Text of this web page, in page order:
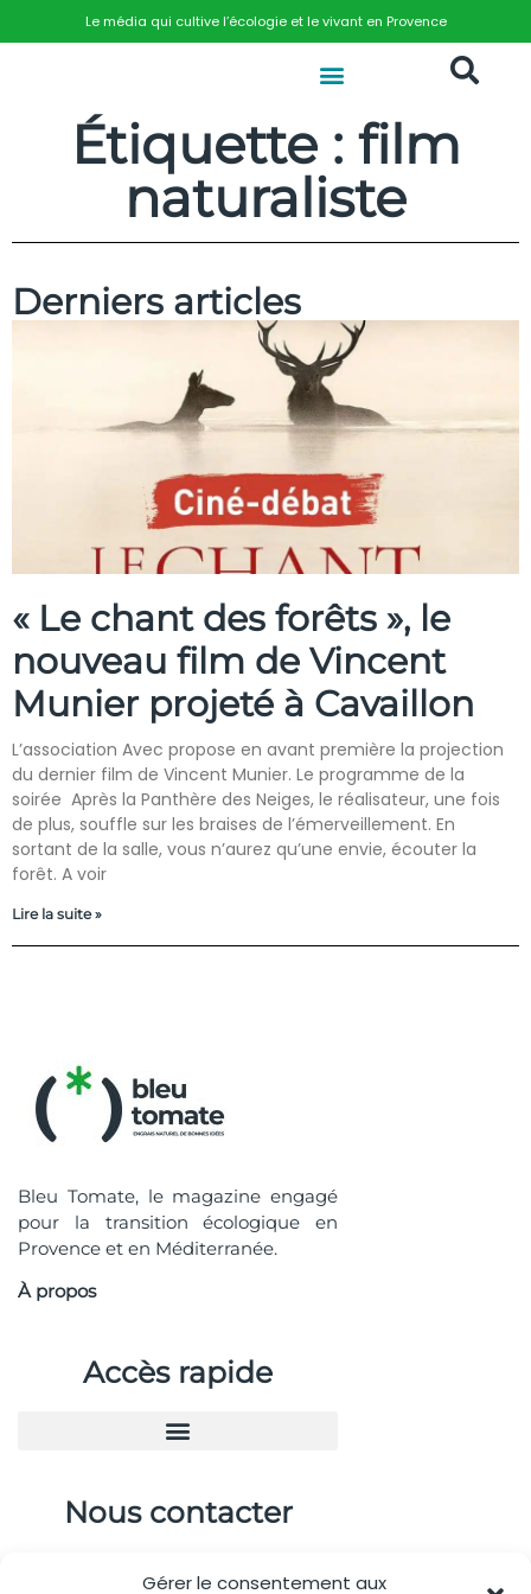
Gérer le consentement aux
Le média qui cultive l’écologie et le vivant en Provence
Étiquette : film
naturaliste
Derniers articles
« Le chant des forêts », le
nouveau film de Vincent
Munier projeté à Cavaillon
L’association Avec propose en avant première la projection
du dernier film de Vincent Munier. Le programme de la
soirée Après la Panthère des Neiges, le réalisateur, une fois
de plus, souffle sur les braises de l’émerveillement. En
sortant de la salle, vous n’aurez qu’une envie, écouter la
forêt. A voir
Lire la suite »
Bleu Tomate, le magazine engagé
pour la transition écologique en
Provence et en Méditerranée.
À propos
Accès rapide
Nous contacter